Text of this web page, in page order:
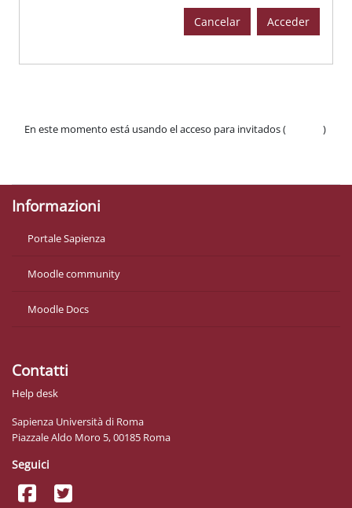
Cancelar Acceder
En este momento está usando el acceso para invitados (
)
Informazioni
Portale Sapienza
Moodle community
Moodle Docs
Contatti
Help desk
Sapienza Università di Roma
Piazzale Aldo Moro 5, 00185 Roma
Seguici